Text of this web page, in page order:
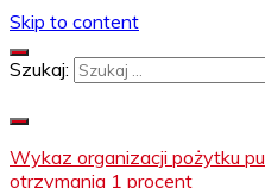
Skip to content
Szukaj:
Wykaz organizacji pożytku
otrzymania 1 procent